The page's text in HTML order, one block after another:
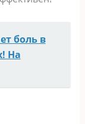
боль в
На